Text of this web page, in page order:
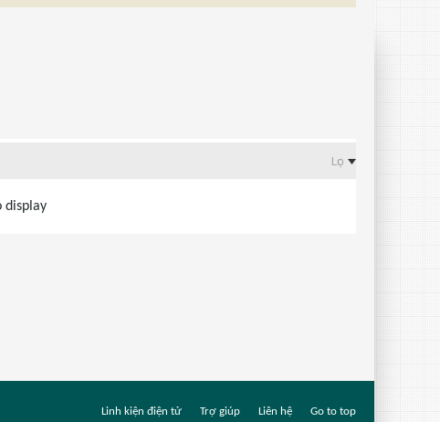
Lọc
display
Linh kiện điện tử Trợ giúp Liên hệ Go to top